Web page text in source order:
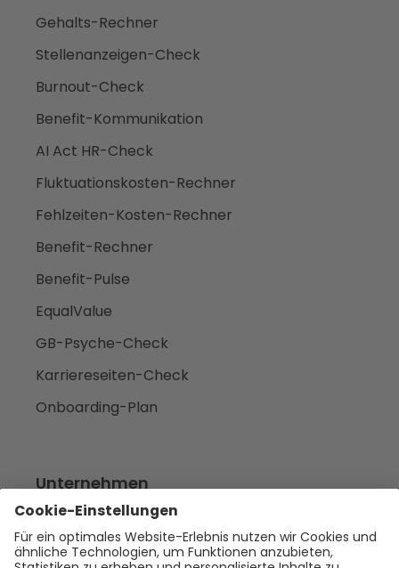
Gehalts-Rechner
Stellenanzeigen-Check
Burnout-Check
Benefit-Kommunikation
AI Act HR-Check
Fluktuationskosten-Rechner
Fehlzeiten-Kosten-Rechner
Benefit-Rechner
Benefit-Pulse
EqualValue
GB-Psyche-Check
Karriereseiten-Check
Onboarding-Plan
Unternehmen
Empfehlen
Über uns